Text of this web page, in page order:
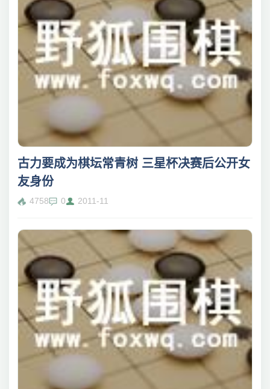
古力要成为棋坛常青树 三星杯决赛后公开女
友身份
4758 0 2011-11